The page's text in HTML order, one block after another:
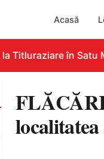
Acasă
Titluraziare în Satu